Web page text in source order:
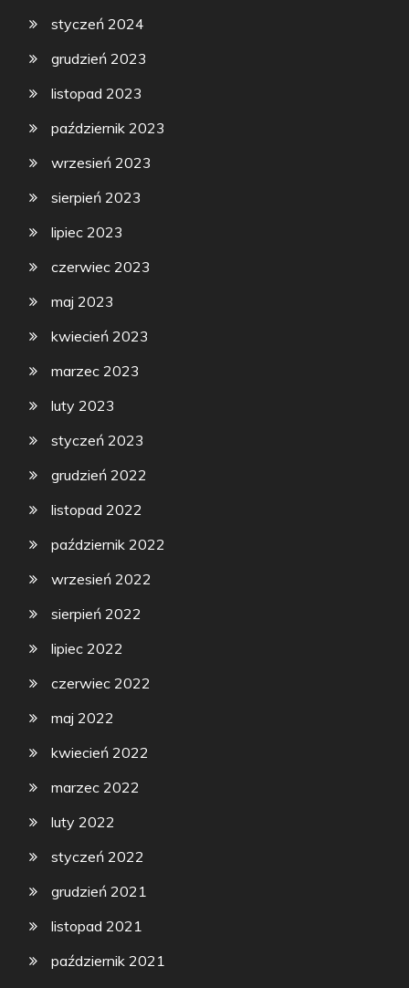
styczeń 2024
grudzień 2023
listopad 2023
październik 2023
wrzesień 2023
sierpień 2023
lipiec 2023
czerwiec 2023
maj 2023
kwiecień 2023
marzec 2023
luty 2023
styczeń 2023
grudzień 2022
listopad 2022
październik 2022
wrzesień 2022
sierpień 2022
lipiec 2022
czerwiec 2022
maj 2022
kwiecień 2022
marzec 2022
luty 2022
styczeń 2022
grudzień 2021
listopad 2021
październik 2021